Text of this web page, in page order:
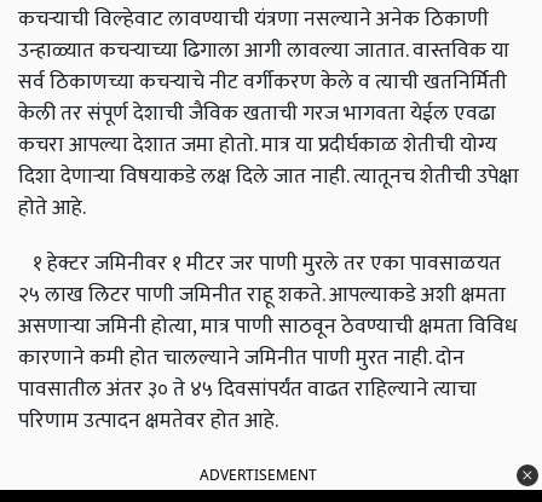
कचर्‍याची विल्हेवाट लावण्याची यंत्रणा नसल्याने अनेक ठिकाणी
उन्हाळ्यात कचर्‍याच्या ढिगाला आगी लावल्या जातात. वास्तविक या
सर्व ठिकाणच्या कचर्‍याचे नीट वर्गीकरण केले व त्याची खतनिर्मिती
केली तर संपूर्ण देशाची जैविक खताची गरज भागवता येईल एवढा
कचरा आपल्या देशात जमा होतो. मात्र या प्रदीर्घकाळ शेतीची योग्य
दिशा देणार्‍या विषयाकडे लक्ष दिले जात नाही. त्यातूनच शेतीची उपेक्षा
होते आहे.
१ हेक्टर जमिनीवर १ मीटर जर पाणी मुरले तर एका पावसाळयत
२५ लाख लिटर पाणी जमिनीत राहू शकते. आपल्याकडे अशी क्षमता
असणार्‍या जमिनी होत्या, मात्र पाणी साठवून ठेवण्याची क्षमता विविध
कारणाने कमी होत चालल्याने जमिनीत पाणी मुरत नाही. दोन
पावसातील अंतर ३० ते ४५ दिवसांपर्यंत वाढत राहिल्याने त्याचा
परिणाम उत्पादन क्षमतेवर होत आहे.
ADVERTISEMENT